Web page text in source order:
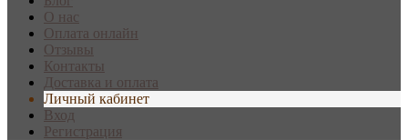
О нас
Оплата онлайн
Отзывы
Контакты
Доставка и оплата
Личный кабинет
Вход
Регистрация